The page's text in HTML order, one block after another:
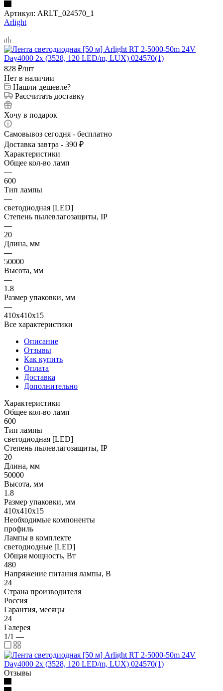
Артикул: ARLT_024570_1
Arlight
828 ₽/шт
Нет в наличии
Нашли дешевле?
Рассчитать доставку
Хочу в подарок
Самовывоз сегодня - бесплатно
Доставка завтра - 390 ₽
Характеристики
Общее кол-во ламп
—
600
Тип лампы
—
светодиодная [LED]
Степень пылевлагозащиты, IP
—
20
Длина, мм
—
50000
Высота, мм
—
1.8
Размер упаковки, мм
—
410x410x15
Все характеристики
Описание
Отзывы
Как купить
Оплата
Доставка
Дополнительно
Характеристики
Общее кол-во ламп
600
Тип лампы
светодиодная [LED]
Степень пылевлагозащиты, IP
20
Длина, мм
50000
Высота, мм
1.8
Размер упаковки, мм
410x410x15
Необходимые компоненты
профиль
Лампы в комплекте
светодиодные [LED]
Общая мощность, Вт
480
Напряжение питания лампы, В
24
Страна производителя
Россия
Гарантия, месяцы
24
Галерея
1/1 —
Отзывы